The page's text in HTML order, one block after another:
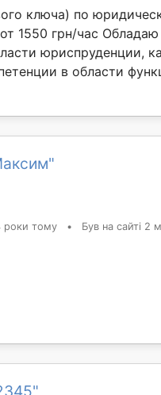
ключа) по
1550 грн/час
юриспруденции,
в области
роки тому • Був на сайті 2